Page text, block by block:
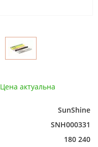
Цена актуальна
SunShine
SNH000331
180 240